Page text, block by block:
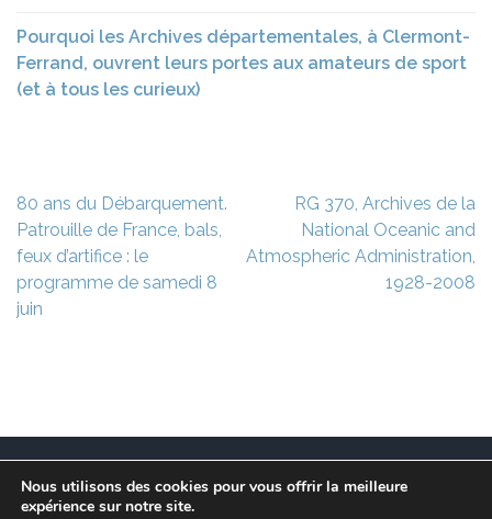
Pourquoi les Archives départementales, à Clermont-
Ferrand, ouvrent leurs portes aux amateurs de sport
(et à tous les curieux)
Navigation
de
l’article
80 ans du Débarquement.
Patrouille de France, bals,
feux d’artifice : le
programme de samedi 8
juin
RG 370, Archives de la
National Oceanic and
Atmospheric Administration,
1928-2008
Ce site est à l’initiative de l’association des Maires
Franciliens dans un but de recherche et de conservation
Nous utilisons des cookies pour vous offrir la meilleure
expérience sur notre site.